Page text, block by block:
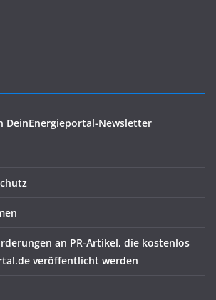
DeinEnergieportal-Newsletter
an PR-Artikel, die kostenlos
veröffentlicht werden